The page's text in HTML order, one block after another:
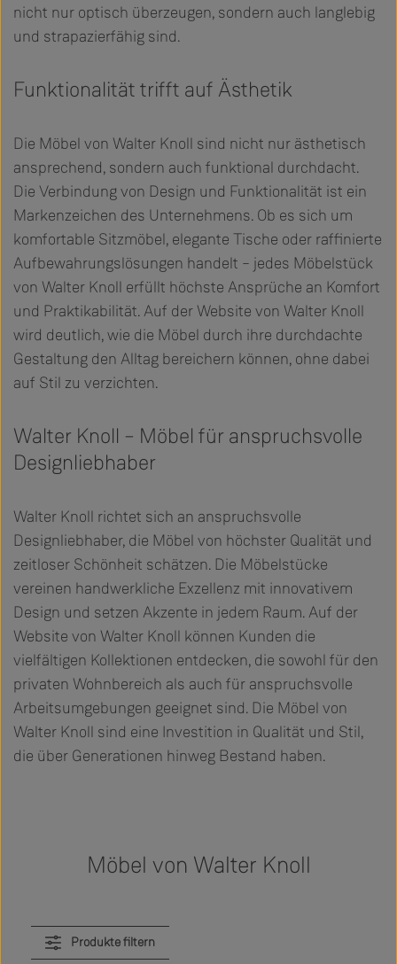
nicht nur optisch überzeugen, sondern auch langlebig
und strapazierfähig sind.
Funktionalität trifft auf Ästhetik
Die Möbel von Walter Knoll sind nicht nur ästhetisch
ansprechend, sondern auch funktional durchdacht.
Die Verbindung von Design und Funktionalität ist ein
Markenzeichen des Unternehmens. Ob es sich um
komfortable Sitzmöbel, elegante Tische oder raffinierte
Aufbewahrungslösungen handelt – jedes Möbelstück
von Walter Knoll erfüllt höchste Ansprüche an Komfort
und Praktikabilität. Auf der Website von Walter Knoll
wird deutlich, wie die Möbel durch ihre durchdachte
Gestaltung den Alltag bereichern können, ohne dabei
auf Stil zu verzichten.
Walter Knoll – Möbel für anspruchsvolle
Designliebhaber
Walter Knoll richtet sich an anspruchsvolle
Designliebhaber, die Möbel von höchster Qualität und
zeitloser Schönheit schätzen. Die Möbelstücke
vereinen handwerkliche Exzellenz mit innovativem
Design und setzen Akzente in jedem Raum. Auf der
Website von Walter Knoll können Kunden die
vielfältigen Kollektionen entdecken, die sowohl für den
privaten Wohnbereich als auch für anspruchsvolle
Arbeitsumgebungen geeignet sind. Die Möbel von
Walter Knoll sind eine Investition in Qualität und Stil,
die über Generationen hinweg Bestand haben.
Möbel von Walter Knoll
Produkte filtern